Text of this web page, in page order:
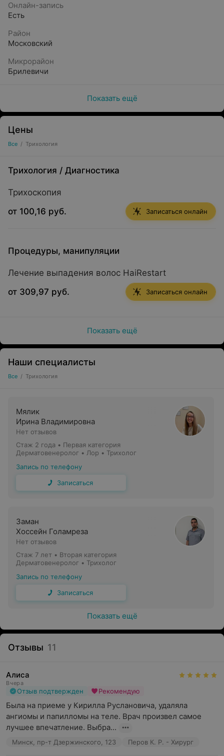
Онлайн-запись
Есть
Район
Московский
Микрорайон
Брилевичи
Показать ещё
Цены
Все / Трихология
Трихология / Диагностика
Трихоскопия
от 100,16 руб.
Записаться онлайн
Процедуры, манипуляции
Лечение выпадения волос HaiRestart
от 309,97 руб.
Записаться онлайн
Показать ещё
Наши специалисты
Все / Трихология
Мялик
Ирина Владимировна
Нет отзывов
Стаж 2 года • Первая категория
Дерматовенеролог • Лор • Трихолог
Запись по телефону
Записаться
Заман
Хоссейн Голамреза
Нет отзывов
Стаж 7 лет • Вторая категория
Дерматовенеролог • Трихолог
Запись по телефону
Записаться
Показать ещё
Отзывы 11
Алиса
Вчера
Отзыв подтвержден Рекомендую
Была на приеме у Кирилла Руслановича, удаляла
ангиомы и папилломы на теле. Врач произвел самое
лучшее впечатление. Выбра...
Минск, пр-т Дзержинского, 123 Перов К. Р. - Хирург